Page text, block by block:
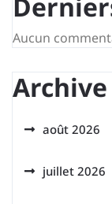
Aucun
Archive
août 2026
juillet 2026